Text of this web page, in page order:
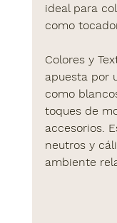
ideal para
como
Colores y
apuesta por
como
toques de
accesorios.
neutros y
ambiente